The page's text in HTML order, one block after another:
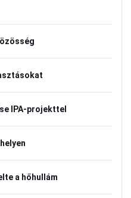
IPA-projekttel
a hőhullám